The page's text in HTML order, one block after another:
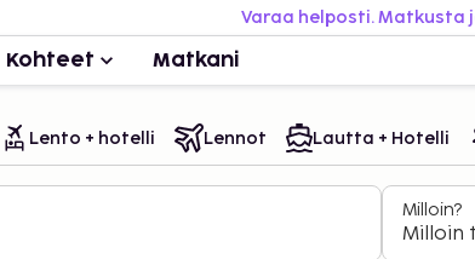
Varaa helposti. Matkusta
Kohteet Matkani
Lento + hotelli Lennot Lautta + Hotelli
Milloin?
Milloin